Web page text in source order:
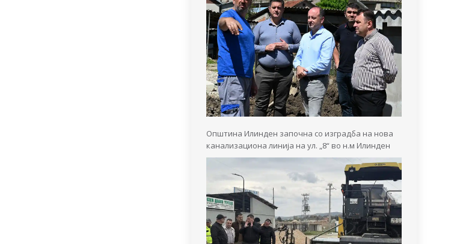
Општина Илинден започна со изградба на нова
канализациона линија на ул. „8“ во н.м Илинден